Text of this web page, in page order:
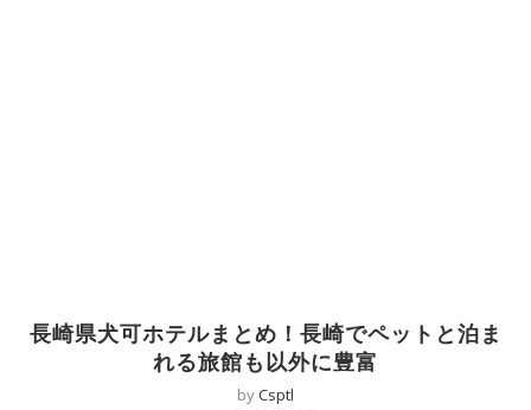
長崎県犬可ホテルまとめ！長崎でペットと泊ま
れる旅館も以外に豊富
byCsptl